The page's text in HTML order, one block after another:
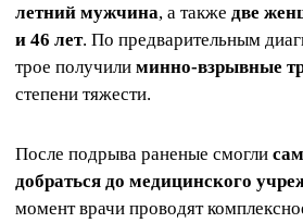
летний мужчина, а также две
и 46 лет. По предварительным
трое получили минно-взрывные
степени тяжести.
После подрыва раненые смогли
добраться до медицинского
момент врачи проводят